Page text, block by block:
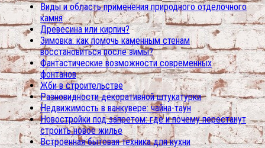
Виды и область применения природного отделочного
камня
Древесина или кирпич?
Зимовка: как помочь каменным стенам
восстановиться после зимы?
Фантастические возможности современных
фонтанов
Жби в строительстве
Разновидности декоративной штукатурки
Недвижимость в ванкувере: чайна-таун
Новостройки под запретом: где и почему перестанут
строить новое жилье
Встроенная бытовая техника для кухни